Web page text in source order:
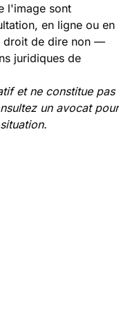
l'image sont
en ligne ou en
droit de dire non —
juridiques de
et ne constitue pas
un avocat pour